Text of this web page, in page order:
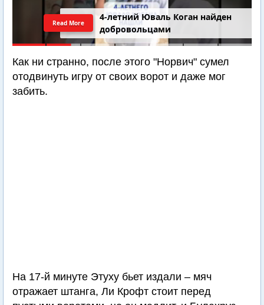
4-летний Юваль Коган найден
добровольцами
Read More
Как ни странно, после этого "Норвич" сумел
отодвинуть игру от своих ворот и даже мог
забить.
На 17-й минуте Этуху бьет издали – мяч
отражает штанга, Ли Крофт стоит перед